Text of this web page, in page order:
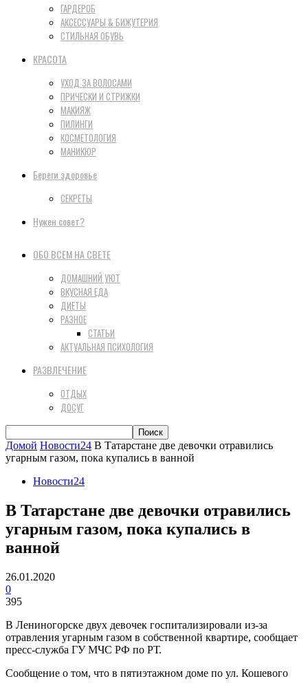
ГАРДЕРОБ
АКСЕССУАРЫ & БИЖУТЕРИЯ
СТИЛЬНАЯ ОБУВЬ
КРАСОТА
УХОД ЗА ВОЛОСАМИ
ПРИЧЕСКИ И СТРИЖКИ
МАКИЯЖ
ПИЛИНГИ
КОСМЕТОЛОГИЯ
МАНИКЮР
Береги здоровье
СЕКРЕТЫ
Нужен совет?
ОБО ВСЕМ НА СВЕТЕ
ДОМАШНИЙ УЮТ
ВКУСНАЯ ЕДА
ДИЕТЫ
РАЗНОЕ
СТАТЬИ
АКТУАЛЬНАЯ ПСИХОЛОГИЯ
РАЗВЛЕЧЕНИЕ
ОТДЫХ
ДОСУГ
Домой Новости24 В Татарстане две девочки отравились
угарным газом, пока купались в ванной
Новости24
В Татарстане две девочки отравились
угарным газом, пока купались в
ванной
26.01.2020
0
395
В Лениногорске двух девочек госпитализировали из-за
отравления угарным газом в собственной квартире, сообщает
пресс-служба ГУ МЧС РФ по РТ.
Сообщение о том, что в пятиэтажном доме по ул. Кошевого